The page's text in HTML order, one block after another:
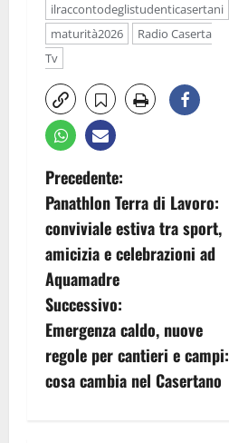
ilraccontodeglistudenticasertani
maturità2026
Radio Caserta
Tv
N
a
v
i
g
a
Precedente:
Panathlon Terra di Lavoro:
conviviale estiva tra sport,
amicizia e celebrazioni ad
Aquamadre
Successivo:
Emergenza caldo, nuove
regole per cantieri e campi:
cosa cambia nel Casertano